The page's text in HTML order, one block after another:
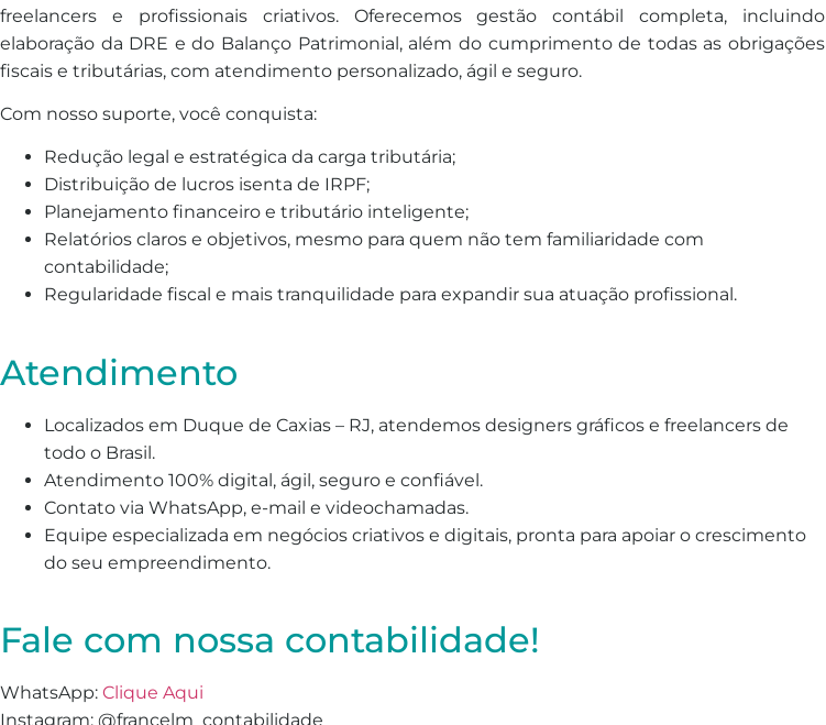
freelancers e profissionais criativos. Oferecemos gestão contábil completa, incluindo
elaboração da DRE e do Balanço Patrimonial, além do cumprimento de todas as obrigações
fiscais e tributárias, com atendimento personalizado, ágil e seguro.
Com nosso suporte, você conquista:
Redução legal e estratégica da carga tributária;
Distribuição de lucros isenta de IRPF;
Planejamento financeiro e tributário inteligente;
Relatórios claros e objetivos, mesmo para quem não tem familiaridade com
contabilidade;
Regularidade fiscal e mais tranquilidade para expandir sua atuação profissional.
Atendimento
Localizados em Duque de Caxias – RJ, atendemos designers gráficos e freelancers de
todo o Brasil.
Atendimento 100% digital, ágil, seguro e confiável.
Contato via WhatsApp, e-mail e videochamadas.
Equipe especializada em negócios criativos e digitais, pronta para apoiar o crescimento
do seu empreendimento.
Fale com nossa contabilidade!
WhatsApp: Clique Aqui
Instagram: @francelm_contabilidade